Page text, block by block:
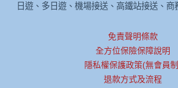
日遊、多日遊、機場接送、高鐵站接送、商
免責聲明條款
全方位保險保障說明
隱私權保護政策(無會員
退款方式及流程